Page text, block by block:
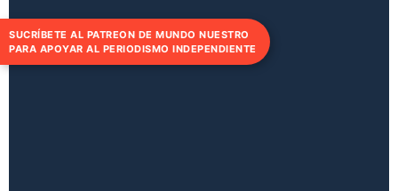
SUCRÍBETE AL PATREON DE MUNDO NUESTRO
PARA APOYAR AL PERIODISMO INDEPENDIENTE